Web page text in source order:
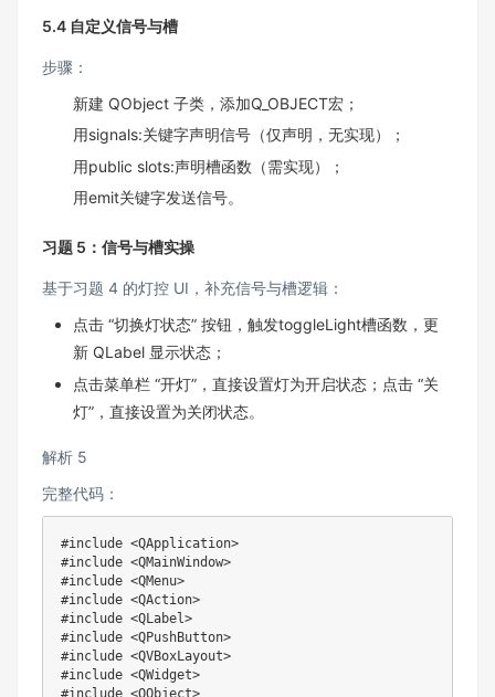
5.4 自定义信号与槽​
步骤：​
新建 QObject 子类，添加Q_OBJECT宏；​
用signals:关键字声明信号（仅声明，无实现）；​
用public slots:声明槽函数（需实现）；​
用emit关键字发送信号。
习题 5：信号与槽实操​
基于习题 4 的灯控 UI，补充信号与槽逻辑：​
点击 “切换灯状态” 按钮，触发toggleLight槽函数，更
新 QLabel 显示状态；​
点击菜单栏 “开灯”，直接设置灯为开启状态；点击 “关
灯”，直接设置为关闭状态。​
解析 5​
完整代码：
#include <QApplication>
#include <QMainWindow>
#include <QMenu>
#include <QAction>
#include <QLabel>
#include <QPushButton>
#include <QVBoxLayout>
#include <QWidget>
#include <QObject>